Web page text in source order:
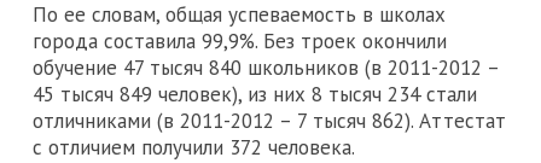
По ее словам, общая успеваемость в школах
города составила 99,9%. Без троек окончили
обучение 47 тысяч 840 школьников (в 2011-2012 –
45 тысяч 849 человек), из них 8 тысяч 234 стали
отличниками (в 2011-2012 – 7 тысяч 862). Аттестат
с отличием получили 372 человека.